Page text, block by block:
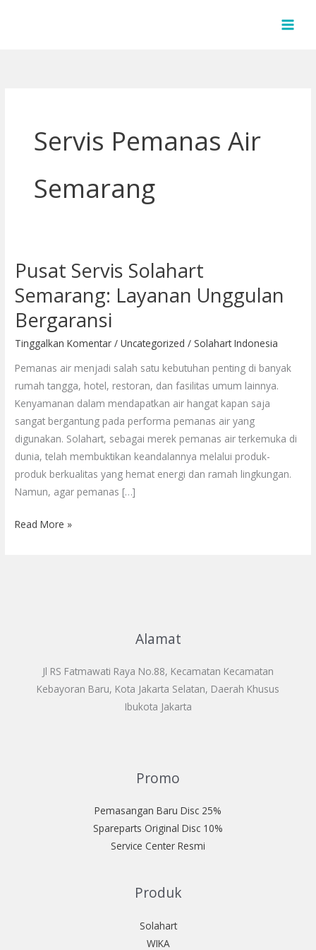
Servis Pemanas Air
Semarang
Pusat Servis Solahart
Semarang: Layanan Unggulan
Bergaransi
Tinggalkan Komentar /Uncategorized / Solahart Indonesia
Pemanas air menjadi salah satu kebutuhan penting di banyak
rumah tangga, hotel, restoran, dan fasilitas umum lainnya.
Kenyamanan dalam mendapatkan air hangat kapan saja
sangat bergantung pada performa pemanas air yang
digunakan. Solahart, sebagai merek pemanas air terkemuka di
dunia, telah membuktikan keandalannya melalui produk-
produk berkualitas yang hemat energi dan ramah lingkungan.
Namun, agar pemanas […]
Pusat
Solahart
Semarang:
Layanan
Bergaransi
Read More »
Alamat
Jl RS Fatmawati Raya No.88, Kecamatan Kecamatan
Kebayoran Baru, Kota Jakarta Selatan, Daerah Khusus
Ibukota Jakarta
Promo
Pemasangan Baru Disc 25%
Spareparts Original Disc 10%
Service Center Resmi
Produk
Solahart
WIKA